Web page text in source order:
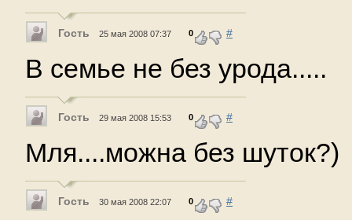
Гость 25 мая 2008 07:37 0 #
В семье не без урода.....
Гость 29 мая 2008 15:53 0 #
Мля....можна без шуток?)
Гость 30 мая 2008 22:07 0 #